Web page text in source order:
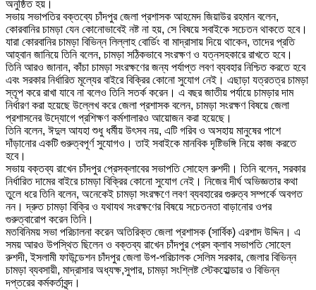
অনুষ্ঠিত হয়।
সভায় সভাপতির বক্তব্যে চাঁদপুর জেলা প্রশাসক আহমেদ জিয়াউর রহমান বলেন,
কোরবানির চামড়া যেন কোনোভাবেই নষ্ট না হয়, সে বিষয়ে সবাইকে সচেতন থাকতে হবে।
যারা কোরবানির চামড়া বিভিন্ন লিল্লাহ বোর্ডিং বা মাদ্রাসায় দিয়ে থাকেন, তাদের প্রতি
আহ্বান জানিয়ে তিনি বলেন, চামড়া সঠিকভাবে সংরক্ষণ ও যত্নসহকারে রাখতে হবে।
তিনি আরও জানান, কাঁচা চামড়া সংরক্ষণের জন্য পর্যাপ্ত লবণ ব্যবহার নিশ্চিত করতে হবে
এবং সরকার নির্ধারিত মূল্যের বাইরে বিক্রির কোনো সুযোগ নেই। এছাড়া যত্রতত্র চামড়া
স্তূপ করে রাখা যাবে না বলেও তিনি সতর্ক করেন। এ বছর জাতীয় পর্যায়ে চামড়ার দাম
নির্ধারণ করা হয়েছে উল্লেখ করে জেলা প্রশাসক বলেন, চামড়া সংরক্ষণ বিষয়ে জেলা
প্রশাসনের উদ্যোগে প্রশিক্ষণ কর্মশালারও আয়োজন করা হয়েছে।
তিনি বলেন, ঈদুল আযহা শুধু ধর্মীয় উৎসব নয়, এটি গরিব ও অসহায় মানুষের পাশে
দাঁড়ানোর একটি গুরুত্বপূর্ণ সুযোগও। তাই সবাইকে মানবিক দৃষ্টিভঙ্গি নিয়ে কাজ করতে
হবে।
সভায় বক্তব্য রাখেন চাঁদপুর প্রেসক্লাবের সভাপতি সোহেল রুশদী। তিনি বলেন, সরকার
নির্ধারিত দামের বাইরে চামড়া বিক্রির কোনো সুযোগ নেই। নিজের দীর্ঘ অভিজ্ঞতার কথা
তুলে ধরে তিনি বলেন, অনেকেই চামড়া সংরক্ষণে লবণ ব্যবহারের গুরুত্ব সম্পর্কে অবগত
নন। দ্রুত চামড়া বিক্রি ও যথাযথ সংরক্ষণের বিষয়ে সচেতনতা বাড়ানোর ওপর
গুরুত্বারোপ করেন তিনি।
মতবিনিময় সভা পরিচালনা করেন অতিরিক্ত জেলা প্রশাসক (সার্বিক) এরশাদ উদ্দিন। এ
সময় আরও উপস্থিত ছিলেন ও বক্তব্য রাখেন চাঁদপুর প্রেস ক্লাব সভাপতি সোহেল
রুশদী, ইসলামী ফাউন্ডেশন চাঁদপুর জেলা উপ-পরিচালক সেলিম সরকার, জেলার বিভিন্ন
চামড়া ব্যবসায়ী, মাদ্রাসার অধ্যক্ষ,সুপার, চামড়া সংশ্লিষ্ট স্টেকহোল্ডার ও বিভিন্ন
দপ্তরের কর্মকর্তাবৃন্দ।